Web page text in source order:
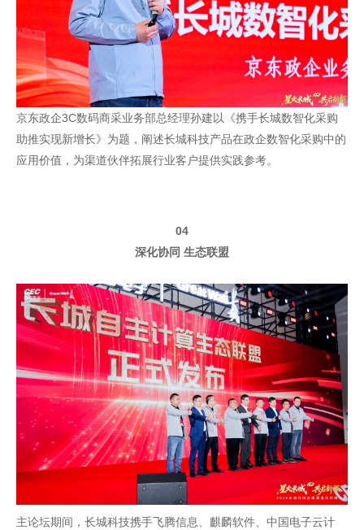
京东政企3C数码商采业务部总经理孙建以《携手长城数智化采购
助推实现新增长》为题，阐述长城科技产品在政企数智化采购中的
应用价值，为渠道伙伴拓展行业客户提供实践参考。
04
深化协同 生态联盟
主论坛期间，长城科技携手飞腾信息、 麒麟软件、中国电子云计